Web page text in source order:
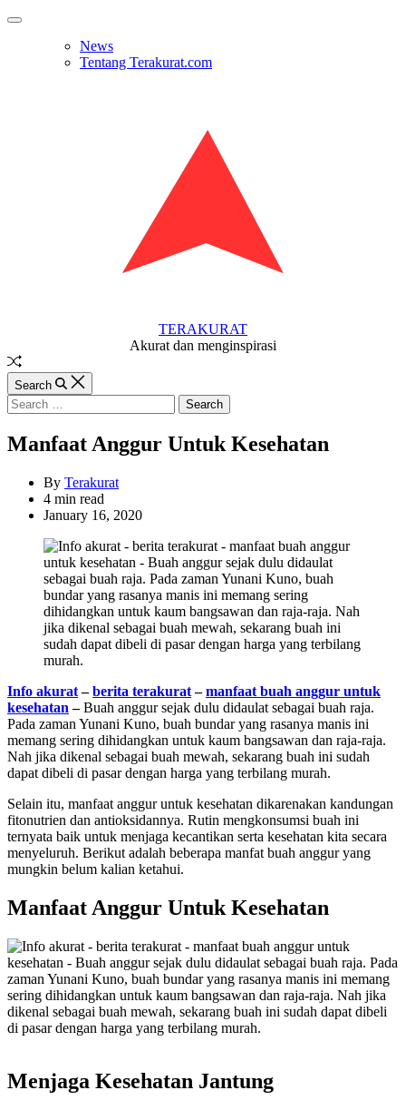
Skip
Off
News
Tentang Terakurat.com
TERAKURAT
Akurat dan menginspirasi
Random
Article
Search
Search
for:
Manfaat Anggur Untuk Kesehatan
By Terakurat
Estimated
read
4 min read
January 16, 2020
Info akurat–berita terakurat–manfaat buah anggur untuk
kesehatan –Buah anggur sejak dulu didaulat sebagai buah raja.
Pada zaman Yunani Kuno, buah bundar yang rasanya manis ini
memang sering dihidangkan untuk kaum bangsawan dan raja-raja.
Nah jika dikenal sebagai buah mewah, sekarang buah ini sudah
dapat dibeli di pasar dengan harga yang terbilang murah.
Selain itu, manfaat anggur untuk kesehatan dikarenakan kandungan
fitonutrien dan antioksidannya. Rutin mengkonsumsi buah ini
ternyata baik untuk menjaga kecantikan serta kesehatan kita secara
menyeluruh. Berikut adalah beberapa manfat buah anggur yang
mungkin belum kalian ketahui.
Manfaat Anggur Untuk Kesehatan
Menjaga Kesehatan Jantung